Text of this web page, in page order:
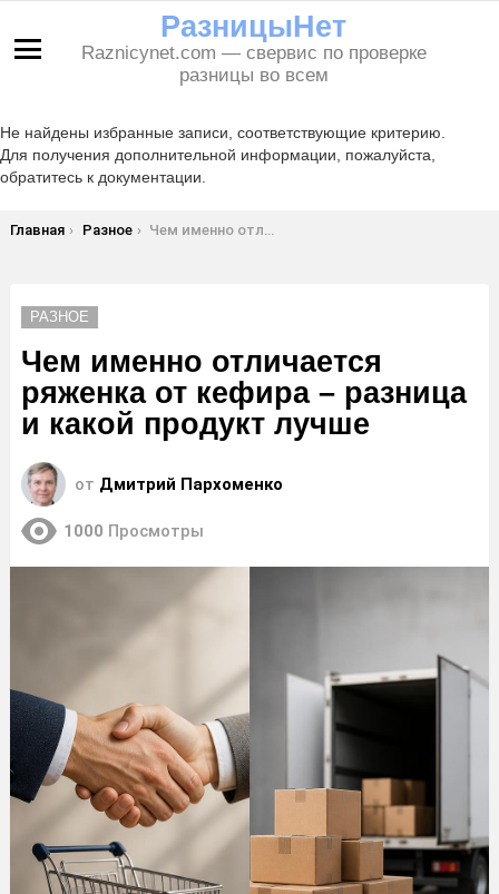
РазницыНет
Raznicynet.com — свервис по проверке
разницы во всем
Не найдены избранные записи, соответствующие критерию.
Для получения дополнительной информации, пожалуйста,
обратитесь к документации.
Вы здесь:
Главная Разное Чем именно отличается ряженка от кефира – разница и какой продукт лучше
РАЗНОЕ
Чем именно отличается
ряженка от кефира – разница
и какой продукт лучше
от Дмитрий Пархоменко
1000 Просмотры